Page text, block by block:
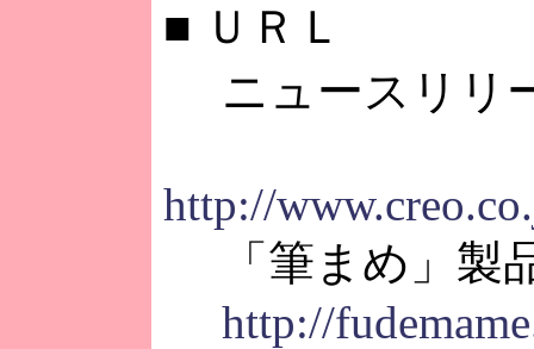
■ ＵＲＬ
ニュースリリ
http://
「筆まめ」製
http://